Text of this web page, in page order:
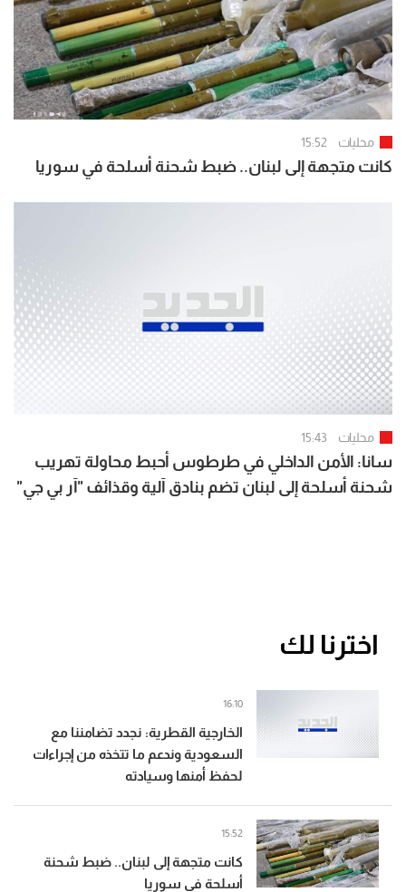
محليات 15:52
كانت متجهة إلى لبنان.. ضبط شحنة أسلحة في سوريا
محليات 15:43
سانا: الأمن الداخلي في طرطوس أحبط محاولة تهريب
شحنة أسلحة إلى لبنان تضم بنادق آلية وقذائف "آر بي جي"
اخترنا لك
الخارجية القطرية: نجدد تضامننا مع
السعودية وندعم ما تتخذه من إجراءات
لحفظ أمنها وسيادته
16:10
كانت متجهة إلى لبنان.. ضبط شحنة
أسلحة في سوريا
15:52